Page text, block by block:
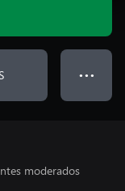
● ● ●
moderados